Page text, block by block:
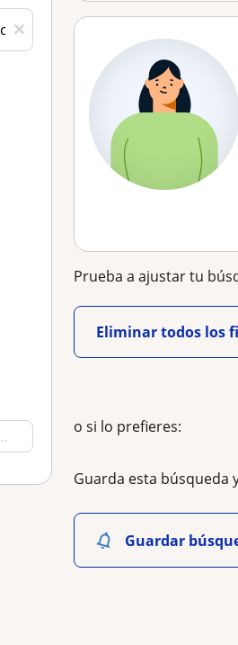
Prueba a ajustar tu
Eliminar todos los
o si lo prefieres:
Guarda esta búsqueda
Guardar